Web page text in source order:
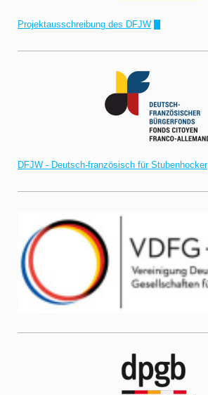
Projektausschreibung des DFJW
DFJW - Deutsch-französisch für Stubenhocker